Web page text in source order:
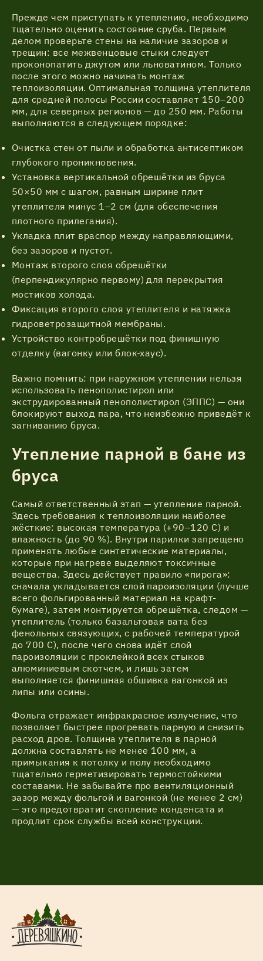
Прежде чем приступать к утеплению, необходимо
тщательно оценить состояние сруба. Первым
делом проверьте стены на наличие зазоров и
трещин: все межвенцовые стыки следует
проконопатить джутом или льноватином. Только
после этого можно начинать монтаж
теплоизоляции. Оптимальная толщина утеплителя
для средней полосы России составляет 150–200
мм, для северных регионов — до 250 мм. Работы
выполняются в следующем порядке:
Очистка стен от пыли и обработка антисептиком
глубокого проникновения.
Установка вертикальной обрешётки из бруса
50×50 мм с шагом, равным ширине плит
утеплителя минус 1–2 см (для обеспечения
плотного прилегания).
Укладка плит враспор между направляющими,
без зазоров и пустот.
Монтаж второго слоя обрешётки
(перпендикулярно первому) для перекрытия
мостиков холода.
Фиксация второго слоя утеплителя и натяжка
гидроветрозащитной мембраны.
Устройство контробрешётки под финишную
отделку (вагонку или блок-хаус).
Важно помнить: при наружном утеплении нельзя
использовать пенополистирол или
экструдированный пенополистирол (ЭППС) — они
блокируют выход пара, что неизбежно приведёт к
загниванию бруса.
Утепление парной в бане из
бруса
Самый ответственный этап — утепление парной.
Здесь требования к теплоизоляции наиболее
жёсткие: высокая температура (+90–120 C) и
влажность (до 90 %). Внутри парилки запрещено
применять любые синтетические материалы,
которые при нагреве выделяют токсичные
вещества. Здесь действует правило «пирога»:
сначала укладывается слой пароизоляции (лучше
всего фольгированный материал на крафт-
бумаге), затем монтируется обрешётка, следом —
утеплитель (только базальтовая вата без
фенольных связующих, с рабочей температурой
до 700 C), после чего снова идёт слой
пароизоляции с проклейкой всех стыков
алюминиевым скотчем, и лишь затем
выполняется финишная обшивка вагонкой из
липы или осины.
Фольга отражает инфракрасное излучение, что
позволяет быстрее прогревать парную и снизить
расход дров. Толщина утеплителя в парной
должна составлять не менее 100 мм, а
примыкания к потолку и полу необходимо
тщательно герметизировать термостойкими
составами. Не забывайте про вентиляционный
зазор между фольгой и вагонкой (не менее 2 см)
— это предотвратит скопление конденсата и
продлит срок службы всей конструкции.